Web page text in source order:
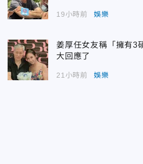
19小時前 娛樂
姜厚任女友稱「擁有
大回應了
21小時前 娛樂